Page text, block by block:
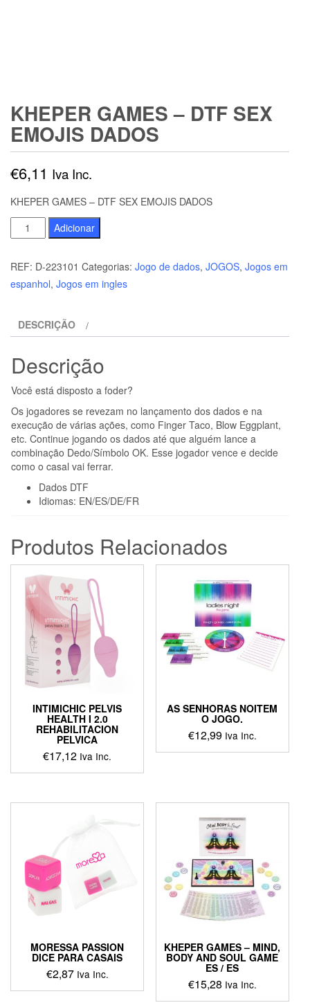
KHEPER GAMES – DTF SEX
EMOJIS DADOS
€6,11 Iva Inc.
KHEPER GAMES – DTF SEX EMOJIS DADOS
Quantidade
de
KHEPER
GAMES
SEX
DADOS
Adicionar
REF: D-223101 Categorias: Jogo de dados, JOGOS, Jogos em
espanhol, Jogos em ingles
DESCRIÇÃO
Descrição
Você está disposto a foder?
Os jogadores se revezam no lançamento dos dados e na
execução de várias ações, como Finger Taco, Blow Eggplant,
etc. Continue jogando os dados até que alguém lance a
combinação Dedo/Símbolo OK. Esse jogador vence e decide
como o casal vai ferrar.
Dados DTF
Idiomas: EN/ES/DE/FR
Produtos Relacionados
INTIMICHIC PELVIS
HEALTH I 2.0
REHABILITACION
PELVICA
€17,12 Iva Inc.
AS SENHORAS NOITEM
O JOGO.
€12,99 Iva Inc.
MORESSA PASSION
DICE PARA CASAIS
€2,87 Iva Inc.
KHEPER GAMES – MIND,
BODY AND SOUL GAME
ES / ES
€15,28 Iva Inc.